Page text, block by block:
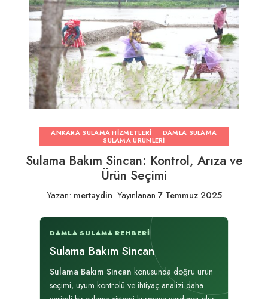
ANKARA SULAMA HIZMETLERI
DAMLA SULAMA
SULAMA ÜRÜNLERI
Sulama Bakım Sincan: Kontrol, Arıza ve
Ürün Seçimi
Yazan: mertaydin. Yayınlanan 7 Temmuz 2025
DAMLA SULAMA REHBERI
Sulama Bakım Sincan
Sulama Bakım Sincan konusunda doğru ürün
seçimi, uyum kontrolü ve ihtiyaç analizi daha